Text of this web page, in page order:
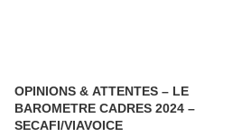
OPINIONS & ATTENTES – LE
BAROMETRE CADRES 2024 –
SECAFI/VIAVOICE